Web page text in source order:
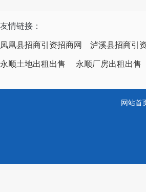
友情链接：
凤凰县招商引资招商网 泸溪县招商引
永顺土地出租出售 永顺厂房出租出售
网站首